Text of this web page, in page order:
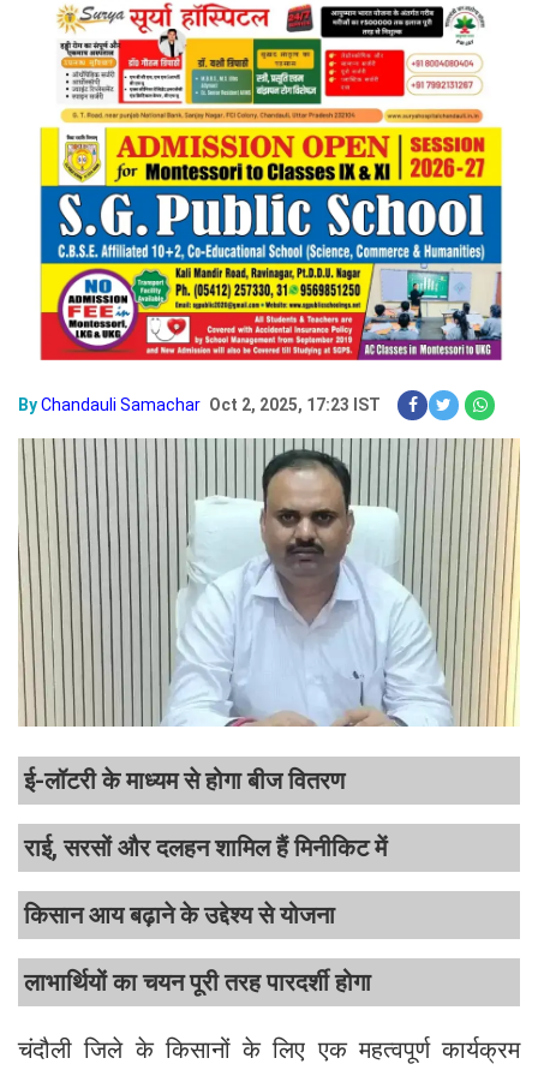
ByChandauli Samachar Oct 2, 2025, 17:23 IST
ई-लॉटरी के माध्यम से होगा बीज वितरण
राई, सरसों और दलहन शामिल हैं मिनीकिट में
किसान आय बढ़ाने के उद्देश्य से योजना
लाभार्थियों का चयन पूरी तरह पारदर्शी होगा
चंदौली जिले के किसानों के लिए एक महत्वपूर्ण कार्यक्रम